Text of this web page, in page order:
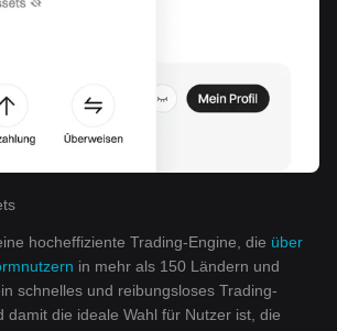
hocheffiziente Trading-Engine, die über
in mehr als 150 Ländern und
schnelles und reibungsloses Trading-
damit die ideale Wahl für Nutzer ist, die